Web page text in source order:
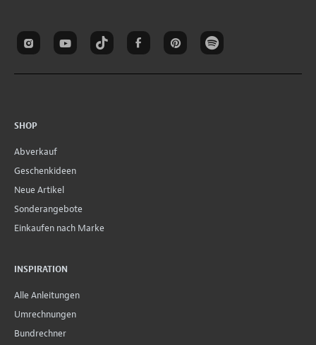
SHOP
Abverkauf
Geschenkideen
Neue Artikel
Sonderangebote
Einkaufen nach Marke
INSPIRATION
Alle Anleitungen
Umrechnungen
Bundrechner